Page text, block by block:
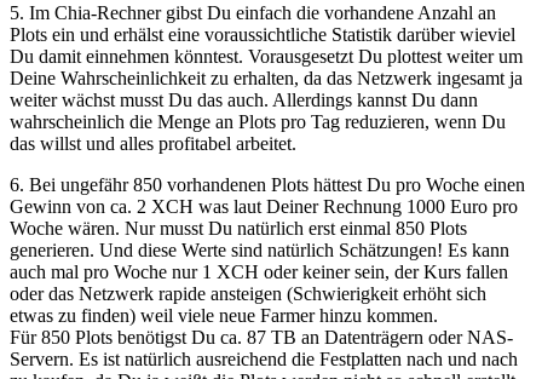
5. Im Chia-Rechner gibst Du einfach die vorhandene Anzahl an
Plots ein und erhälst eine voraussichtliche Statistik darüber wieviel
Du damit einnehmen könntest. Vorausgesetzt Du plottest weiter um
Deine Wahrscheinlichkeit zu erhalten, da das Netzwerk ingesamt ja
weiter wächst musst Du das auch. Allerdings kannst Du dann
wahrscheinlich die Menge an Plots pro Tag reduzieren, wenn Du
das willst und alles profitabel arbeitet.
6. Bei ungefähr 850 vorhandenen Plots hättest Du pro Woche einen
Gewinn von ca. 2 XCH was laut Deiner Rechnung 1000 Euro pro
Woche wären. Nur musst Du natürlich erst einmal 850 Plots
generieren. Und diese Werte sind natürlich Schätzungen! Es kann
auch mal pro Woche nur 1 XCH oder keiner sein, der Kurs fallen
oder das Netzwerk rapide ansteigen (Schwierigkeit erhöht sich
etwas zu finden) weil viele neue Farmer hinzu kommen.
Für 850 Plots benötigst Du ca. 87 TB an Datenträgern oder NAS-
Servern. Es ist natürlich ausreichend die Festplatten nach und nach